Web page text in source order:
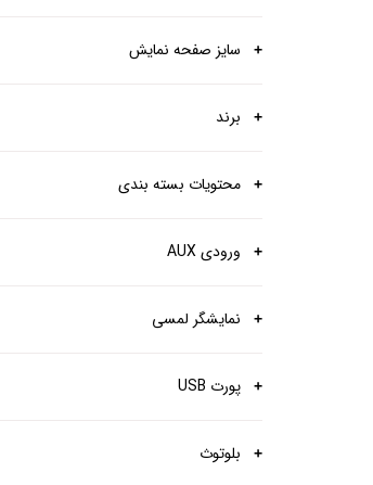
سایز صفحه نمایش
برند
محتویات بسته بندی
ورودی AUX
نمایشگر لمسی
پورت USB
بلوتوث